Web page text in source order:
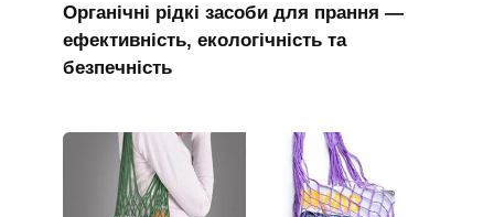
Органічні рідкі засоби для прання —
ефективність, екологічність та
безпечність